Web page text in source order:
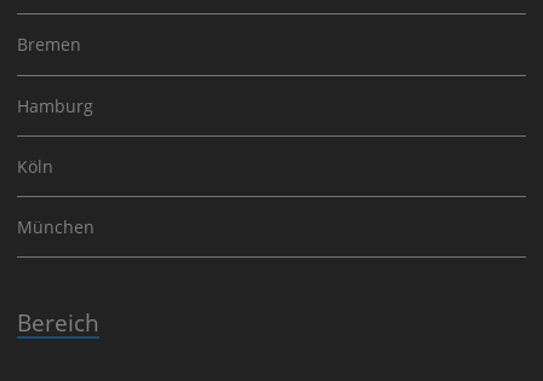
Bremen
Hamburg
Köln
München
Bereich